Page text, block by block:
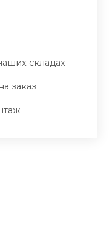
складах
заказ